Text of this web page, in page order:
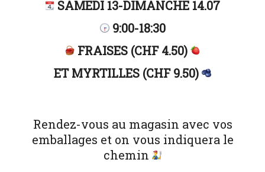
SAMEDI 13-DIMANCHE 14.07
9:00-18:30
FRAISES (CHF 4.50)
ET MYRTILLES (CHF 9.50)
Rendez-vous au magasin avec vos
emballages et on vous indiquera le
chemin